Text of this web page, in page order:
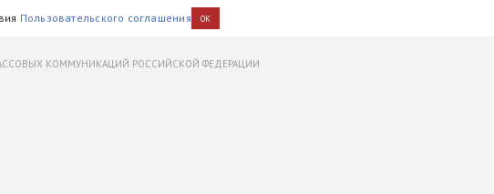
Пользовательского соглашения OK
КОММУНИКАЦИЙ РОССИЙСКОЙ ФЕДЕРАЦИИ